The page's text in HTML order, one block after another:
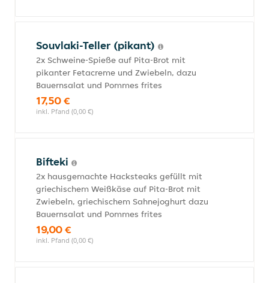
Souvlaki-Teller (pikant)
2x Schweine-Spieße auf Pita-Brot mit
pikanter Fetacreme und Zwiebeln, dazu
Bauernsalat und Pommes frites
17,50 €
inkl. Pfand (0,00 €)
Bifteki
2x hausgemachte Hacksteaks gefüllt mit
griechischem Weißkäse auf Pita-Brot mit
Zwiebeln, griechischem Sahnejoghurt dazu
Bauernsalat und Pommes frites
19,00 €
inkl. Pfand (0,00 €)